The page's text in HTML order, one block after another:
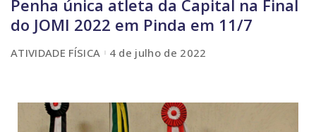
Penha única atleta da Capital na Final
do JOMI 2022 em Pinda em 11/7
ATIVIDADE FÍSICA 4 de julho de 2022